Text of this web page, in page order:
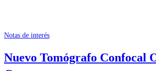
Notas de interés
Nuevo Tomógrafo Confocal